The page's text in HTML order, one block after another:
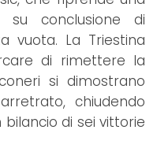
conclusione di
vuota. La Triestina
di rimettere la
si dimostrano
chiudendo
di sei vittorie